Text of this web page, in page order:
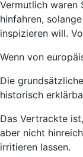
Vermutlich waren
hinfahren,
inspizieren will.
Wenn von
Die
historisch
Das Vertrackte
aber nicht
irritieren lassen.